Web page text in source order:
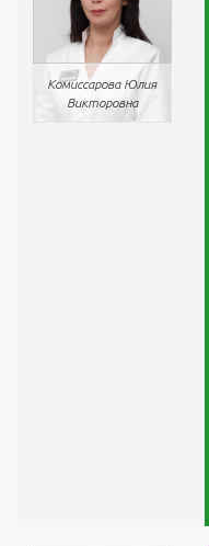
Комиссарова Юлия
Викторовна